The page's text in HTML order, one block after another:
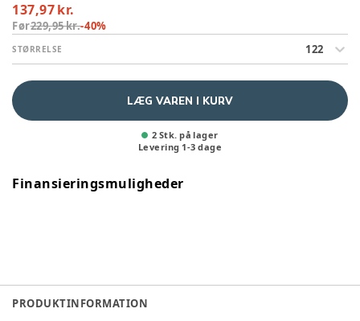
137,97 kr.
Før229,95 kr.-40%
STØRRELSE 122
LÆG VAREN I KURV
2 Stk. på lager
Levering 1-3 dage
Finansieringsmuligheder
PRODUKTINFORMATION